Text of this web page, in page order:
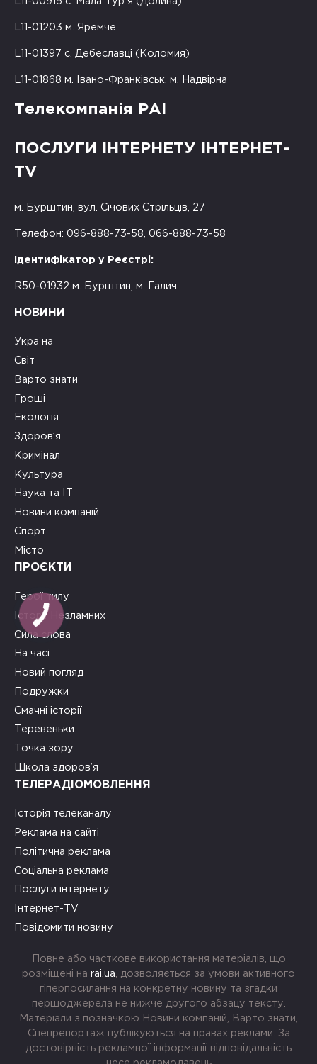
L11-01203 м. Яремче
L11-01397 с. Дебеславці (Коломия)
L11-01868 м. Івано-Франківськ, м. Надвірна
Телекомпанія РАІ
ПОСЛУГИ ІНТЕРНЕТУ ІНТЕРНЕТ-
TV
м. Бурштин, вул. Січових Стрільців, 27
Телефон: 096-888-73-58, 066-888-73-58
Ідентифікатор у Реєстрі:
R50-01932 м. Бурштин, м. Галич
НОВИНИ
Україна
Світ
Варто знати
Гроші
Екологія
Здоров’я
Кримінал
Культура
Наука та ІТ
Новини компаній
Спорт
Місто
ПРОЄКТИ
Герої тилу
Історії Незламних
Сила слова
На часі
Новий погляд
Подружки
Смачні історії
Теревеньки
Точка зору
Школа здоров’я
ТЕЛЕРАДІОМОВЛЕННЯ
Історія телеканалу
Реклама на сайті
Політична реклама
Соціальна реклама
Послуги інтернету
Інтернет-TV
Повідомити новину
Повне або часткове використання матеріалів, що
розміщені на rai.ua , дозволяється за умови активного
гіперпосилання на конкретну новину та згадки
першоджерела не нижче другого абзацу тексту.
Матеріали з позначкою Новини компаній, Варто знати,
Спецрепортаж публікуються на правах реклами. За
достовірність рекламної інформації відповідальність